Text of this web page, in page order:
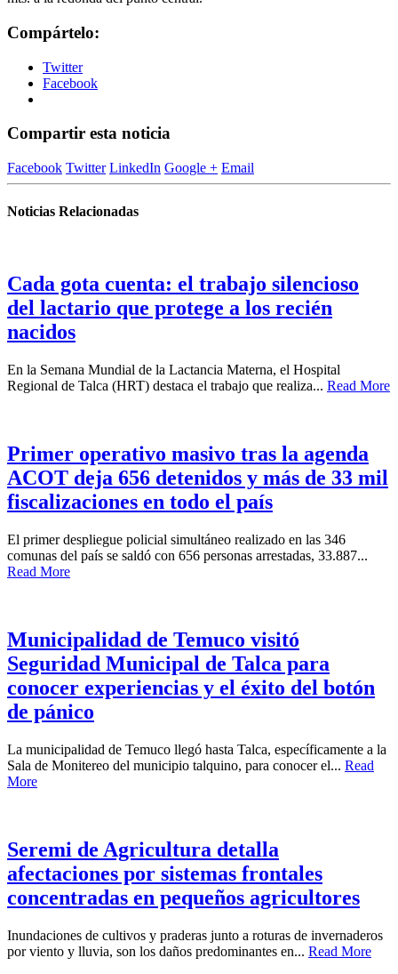
Compártelo:
Twitter
Facebook
Compartir esta noticia
Facebook Twitter LinkedIn Google + Email
Noticias Relacionadas
Cada gota cuenta: el trabajo silencioso
del lactario que protege a los recién
nacidos
En la Semana Mundial de la Lactancia Materna, el Hospital
Regional de Talca (HRT) destaca el trabajo que realiza... Read More
Primer operativo masivo tras la agenda
ACOT deja 656 detenidos y más de 33 mil
fiscalizaciones en todo el país
El primer despliegue policial simultáneo realizado en las 346
comunas del país se saldó con 656 personas arrestadas, 33.887...
Read More
Municipalidad de Temuco visitó
Seguridad Municipal de Talca para
conocer experiencias y el éxito del botón
de pánico
La municipalidad de Temuco llegó hasta Talca, específicamente a la
Sala de Monitereo del municipio talquino, para conocer el... Read
More
Seremi de Agricultura detalla
afectaciones por sistemas frontales
concentradas en pequeños agricultores
Inundaciones de cultivos y praderas junto a roturas de invernaderos
por viento y lluvia, son los daños predominantes en... Read More